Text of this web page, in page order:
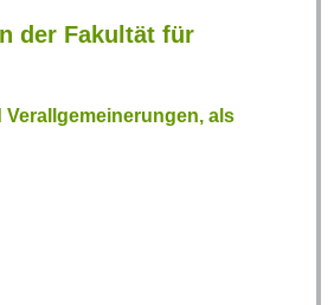
der Fakultät für
Verallgemeinerungen, als